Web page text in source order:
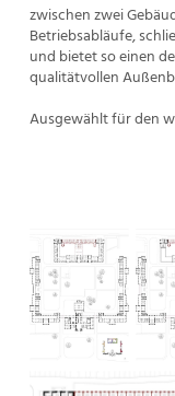
zwischen zwei
Betriebsabläufe,
und bietet so einen
qualitätvollen
Ausgewählt für den